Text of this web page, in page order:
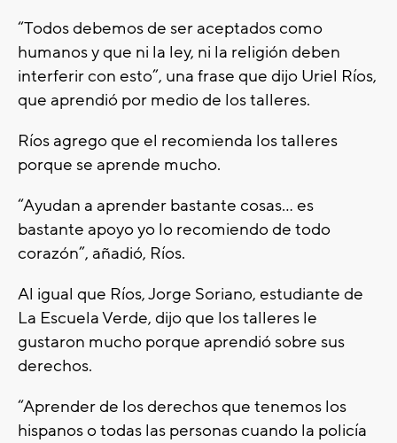
“Todos debemos de ser aceptados como
humanos y que ni la ley, ni la religión deben
interferir con esto”, una frase que dijo Uriel Ríos,
que aprendió por medio de los talleres.
Ríos agrego que el recomienda los talleres
porque se aprende mucho.
“Ayudan a aprender bastante cosas… es
bastante apoyo yo lo recomiendo de todo
corazón”, añadió, Ríos.
Al igual que Ríos, Jorge Soriano, estudiante de
La Escuela Verde, dijo que los talleres le
gustaron mucho porque aprendió sobre sus
derechos.
“Aprender de los derechos que tenemos los
hispanos o todas las personas cuando la policía